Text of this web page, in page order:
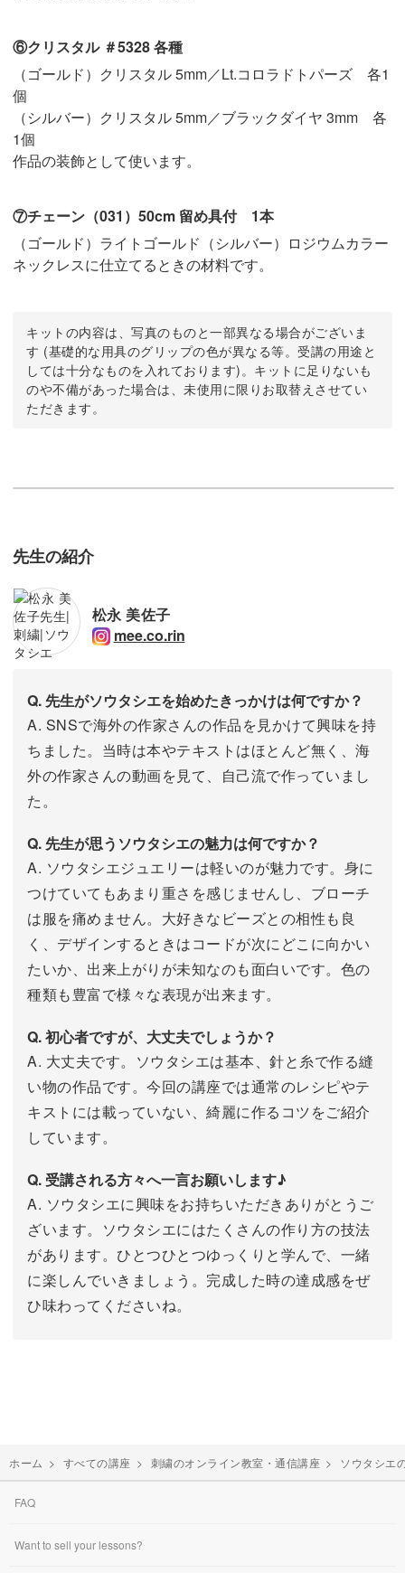
⑥クリスタル ＃5328 各種
（ゴールド）クリスタル 5mm／Lt.コロラドトパーズ 各1
個
（シルバー）クリスタル 5mm／ブラックダイヤ 3mm 各
1個
作品の装飾として使います。
⑦チェーン（031）50cm 留め具付 1本
（ゴールド）ライトゴールド（シルバー）ロジウムカラー
ネックレスに仕立てるときの材料です。
キットの内容は、写真のものと一部異なる場合がございま
す (基礎的な用具のグリップの色が異なる等。受講の用途と
しては十分なものを入れております)。キットに足りないも
のや不備があった場合は、未使用に限りお取替えさせてい
ただきます。
先生の紹介
松永 美佐子
mee.co.rin
Q. 先生がソウタシエを始めたきっかけは何ですか？
A. SNSで海外の作家さんの作品を見かけて興味を持
ちました。当時は本やテキストはほとんど無く、海
外の作家さんの動画を見て、自己流で作っていまし
た。
Q. 先生が思うソウタシエの魅力は何ですか？
A. ソウタシエジュエリーは軽いのが魅力です。身に
つけていてもあまり重さを感じませんし、ブローチ
は服を痛めません。大好きなビーズとの相性も良
く、デザインするときはコードが次にどこに向かい
たいか、出来上がりが未知なのも面白いです。色の
種類も豊富で様々な表現が出来ます。
Q. 初心者ですが、大丈夫でしょうか？
A. 大丈夫です。ソウタシエは基本、針と糸で作る縫
い物の作品です。今回の講座では通常のレシピやテ
キストには載っていない、綺麗に作るコツをご紹介
しています。
Q. 受講される方々へ一言お願いします♪
A. ソウタシエに興味をお持ちいただきありがとうご
ざいます。ソウタシエにはたくさんの作り方の技法
があります。ひとつひとつゆっくりと学んで、一緒
に楽しんでいきましょう。完成した時の達成感をぜ
ひ味わってくださいね。
ホーム > すべての講座 > 刺繍のオンライン教室・通信講座 > ソウタシエ
FAQ
Want to sell your lessons?